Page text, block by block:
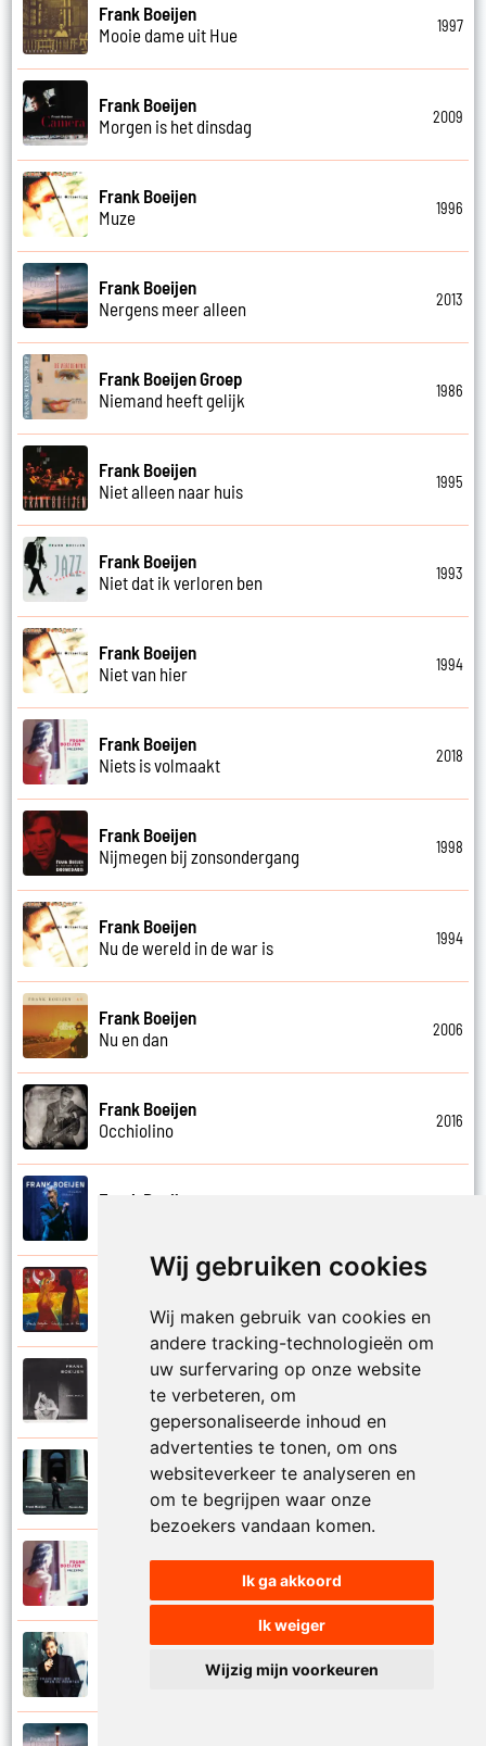
Wij gebruiken cookies
Wij maken gebruik van cookies en
andere tracking-technologieën om
uw surfervaring op onze website
te verbeteren, om
gepersonaliseerde inhoud en
advertenties te tonen, om ons
websiteverkeer te analyseren en
om te begrijpen waar onze
bezoekers vandaan komen.
Ik ga akkoord
Ik weiger
Wijzig mijn voorkeuren
Frank Boeijen
Mooie dame uit Hue
1997
Frank Boeijen
Morgen is het dinsdag
2009
Frank Boeijen
Muze
1996
Frank Boeijen
Nergens meer alleen
2013
Frank Boeijen Groep
Niemand heeft gelijk
1986
Frank Boeijen
Niet alleen naar huis
1995
Frank Boeijen
Niet dat ik verloren ben
1993
Frank Boeijen
Niet van hier
1994
Frank Boeijen
Niets is volmaakt
2018
Frank Boeijen
Nijmegen bij zonsondergang
1998
Frank Boeijen
Nu de wereld in de war is
1994
Frank Boeijen
Nu en dan
2006
Frank Boeijen
Occhiolino
2016
Frank Boeijen
Onder ons
Frank Boeijen
Onschuld
Frank Boeijen
Op een dag
Frank Boeijen
Open de poorten